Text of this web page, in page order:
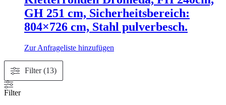
GH 251 cm, Sicherheitsbereich:
804×726 cm, Stahl pulverbesch.
Zur Anfrageliste hinzufügen
Filter (13)
Filter